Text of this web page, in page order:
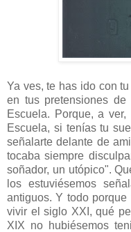
Ya ves, te has ido con
en tus pretensiones
Escuela. Porque, a
Escuela, si tenías tu
señalarte delante de
tocaba siempre
soñador, un utópico".
los estuviésemos
antiguos. Y todo
vivir el siglo XXI, qué
XIX no hubiésemos